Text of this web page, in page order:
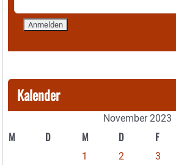
Kalender
November 2023
M D M D F
1 2 3